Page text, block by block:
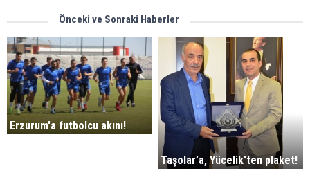
Önceki ve Sonraki Haberler
Erzurum'a futbolcu akını!
Taşolar’a, Yücelik'ten plaket!